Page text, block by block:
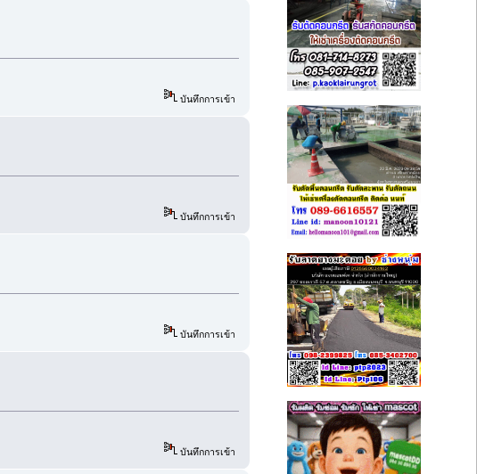
บันทึกการเข้า
บันทึกการเข้า
บันทึกการเข้า
บันทึกการเข้า